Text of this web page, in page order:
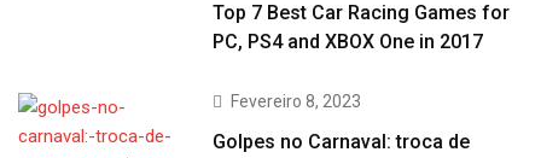
Top 7 Best Car Racing Games for
PC, PS4 and XBOX One in 2017
Fevereiro 8, 2023
Golpes no Carnaval: troca de